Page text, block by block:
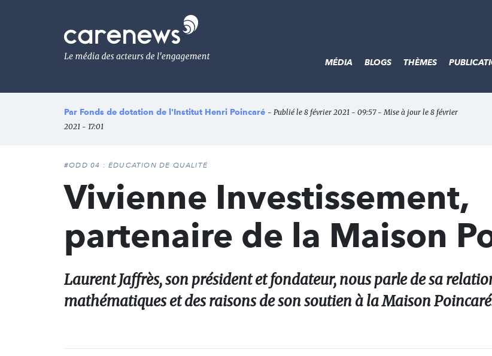
Le
média
de
l'engagement
MÉDIA BLOGS THÈMES
Par Fonds de dotation de l'Institut Henri Poincaré - Publié le 8 février 2021 - 09:57 - Mise à jour le 8 février
2021 - 17:01
#ODD 04 : ÉDUCATION DE QUALITÉ
Vivienne Investissement,
partenaire de la Maison
Laurent Jaffrès, son président et fondateur, nous parle de sa
mathématiques et des raisons de son soutien à la Maison